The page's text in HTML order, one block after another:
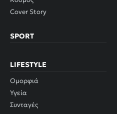
Cover Story
SPORT
LIFESTYLE
Ομορφιά
Υγεία
Συνταγές